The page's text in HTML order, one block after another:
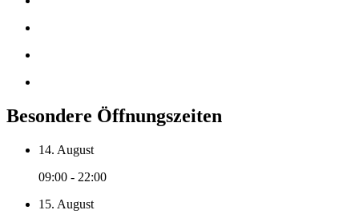
Besondere Öffnungszeiten
14. August
09:00 - 22:00
15. August